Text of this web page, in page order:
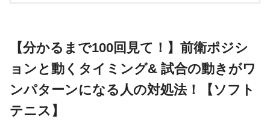
【分かるまで100回見て！】前衛ポジシ
ョンと動くタイミング& 試合の動きがワ
ンパターンになる人の対処法！【ソフト
テニス】